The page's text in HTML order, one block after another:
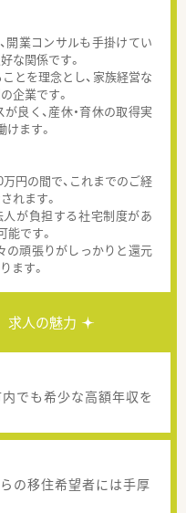
開業コンサルも手掛けてい
な関係です。
とを理念とし、家族経営な
企業です。
良く、産休・育休の取得実
ます。
円の間で、これまでのご経
れます。
が負担する社宅制度があ
能です。
の頑張りがしっかりと還元
ます。
求人の魅力
でも希少な高額年収を
の移住希望者には手厚